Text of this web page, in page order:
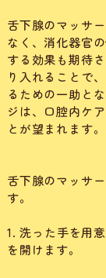
舌下腺のマッサ
なく、消化器官
する効果も期待
り入れることで
るための一助と
ジは、口腔内ケ
とが望まれます。
舌下腺のマッサ
す。
1. 洗った手を用
を開けます。